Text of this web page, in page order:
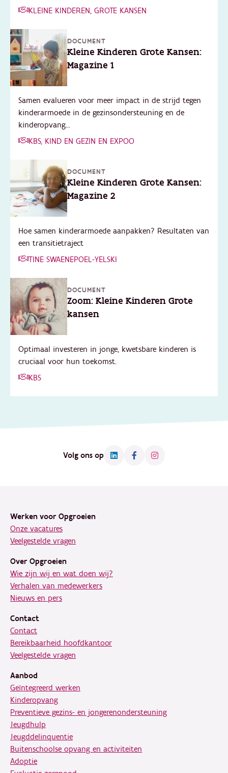
KLEINE KINDEREN, GROTE KANSEN
DOCUMENT
Kleine Kinderen Grote Kansen:
Magazine 1
Samen evalueren voor meer impact in de strijd tegen
kinderarmoede in de gezinsondersteuning en de
kinderopvang...
KBS, KIND EN GEZIN EN EXPOO
DOCUMENT
Kleine Kinderen Grote Kansen:
Magazine 2
Hoe samen kinderarmoede aanpakken? Resultaten van
een transitietraject
TINE SWAENEPOEL-YELSKI
DOCUMENT
Zoom: Kleine Kinderen Grote
kansen
Optimaal investeren in jonge, kwetsbare kinderen is
cruciaal voor hun toekomst.
KBS
Volg ons op
Werken voor Opgroeien
Onze vacatures
Veelgestelde vragen
Over Opgroeien
Wie zijn wij en wat doen wij?
Verhalen van medewerkers
Nieuws en pers
Contact
Contact
Bereikbaarheid hoofdkantoor
Veelgestelde vragen
Aanbod
Geïntegreerd werken
Kinderopvang
Preventieve gezins- en jongerenondersteuning
Jeugdhulp
Jeugddelinquentie
Buitenschoolse opvang en activiteiten
Adoptie